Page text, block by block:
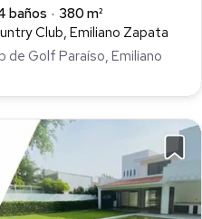
baños
380 m²
Club, Emiliano Zapata
de Golf Paraíso, Emiliano